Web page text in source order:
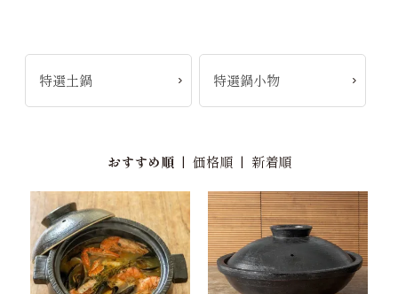
特選土鍋 特選鍋小物
おすすめ順| 価格順| 新着順